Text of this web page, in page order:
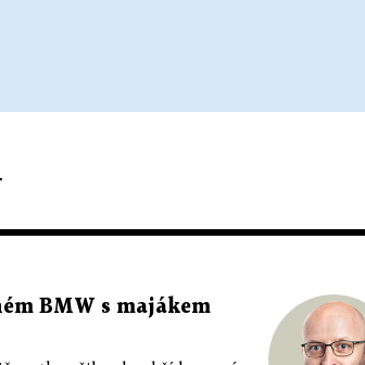
BMW s majákem